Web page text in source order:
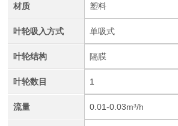
材质 塑料
叶轮吸入方式 单吸式
叶轮结构 隔膜
叶轮数目 1
流量 0.01-0.03m³/h